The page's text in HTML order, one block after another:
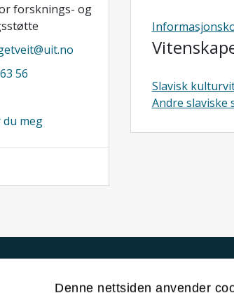
Denne nettsiden anvender
forsknings- og
56
meg
Slavisk
Andre slaviske